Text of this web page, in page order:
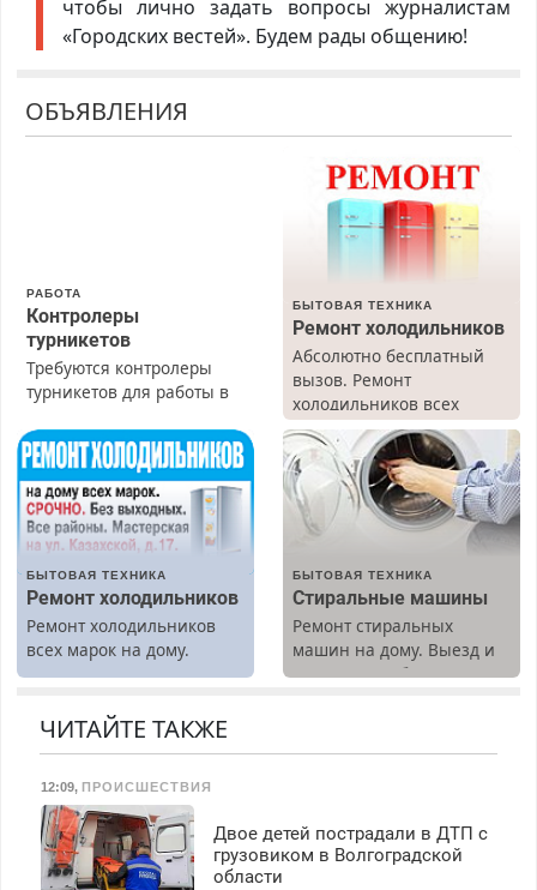
чтобы лично задать вопросы журналистам
«Городских вестей». Будем рады общению!
ОБЪЯВЛЕНИЯ
РАБОТА
Контролеры
турникетов
Требуются контролеры
турникетов для работы в
(мужчины, женщины).
Прием по ТК РФ. График
работы любой.
Бесплатное проживание.
З/п – до 96000 рублей до
Ежемесячно
выплачивается денежная
премия. Возможно
бесплатное обучение,
получение документов,
транспортной
безопасности с з/п до
БЫТОВАЯ ТЕХНИКА
Ремонт холодильников
Абсолютно бесплатный
вызов. Ремонт
холодильников всех
марок на дому, с
гарантией. Все р-ны.
Срочно. Без выходных.
Пенсионерам – скидки до
40%. Мастер со стажем.
БЫТОВАЯ ТЕХНИКА
Ремонт холодильников
Ремонт холодильников
всех марок на дому.
БЫТОВАЯ ТЕХНИКА
Стиральные машины
Ремонт стиральных
машин на дому. Выезд и
диагностика бесплатно.
ЧИТАЙТЕ ТАКЖЕ
12:09, ПРОИСШЕСТВИЯ
Двое детей пострадали в ДТП с
грузовиком в Волгоградской
области